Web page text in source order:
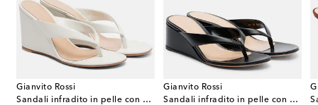
Gianvito Rossi
Sandali infradito in pelle con zeppa
Gianvito Rossi
Sandali infradito in pelle con zeppa